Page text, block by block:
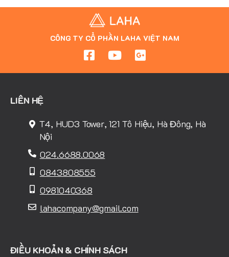
CÔNG TY CỔ PHẦN LAHA VIỆT NAM
LIÊN HỆ
T4, HUD3 Tower, 121 Tô Hiệu, Hà Đông, Hà
Nội
024.6688.0068
0843808555
0981040368
lahacompany@gmail.com
ĐIỀU KHOẢN & CHÍNH SÁCH